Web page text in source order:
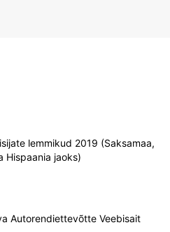
lemmikud 2019 (Saksamaa,
Hispaania jaoks)
Autorendiettevõtte Veebisait